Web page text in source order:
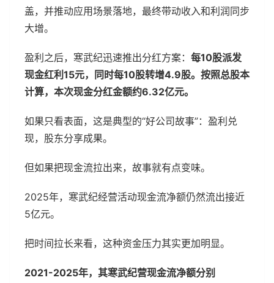
盖，并推动应用场景落地，最终带动收入和利润同步
大增。
盈利之后，寒武纪迅速推出分红方案： 每10股派发
现金红利15元，同时每10股转增4.9股。按照总股本
计算，本次现金分红金额约6.32亿元。
如果只看表面，这是典型的“好公司故事”：盈利兑
现，股东分享成果。
但如果把现金流拉出来，故事就有点变味。
2025年，寒武纪经营活动现金流净额仍然流出接近
5亿元。
把时间拉长来看，这种资金压力其实更加明显。
2021-2025年，其寒武纪营现金流净额分别